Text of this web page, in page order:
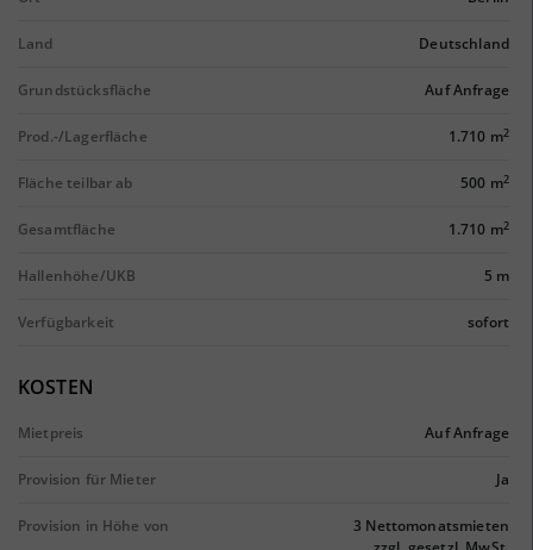
Land Deutschland
Grundstücksfläche Auf Anfrage
Prod.-/Lagerfläche 1.710 m2
Fläche teilbar ab 500 m2
Gesamtfläche 1.710 m2
Hallenhöhe/UKB 5 m
Verfügbarkeit sofort
KOSTEN
Mietpreis Auf Anfrage
Provision für Mieter Ja
Provision in Höhe von
3 Nettomonatsmieten